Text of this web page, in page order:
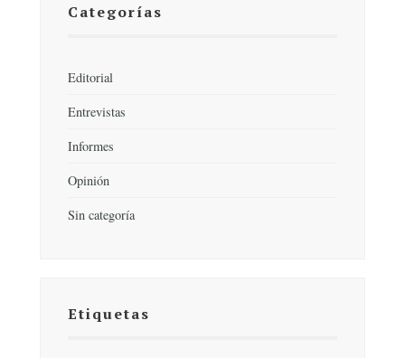
Categorías
Editorial
Entrevistas
Informes
Opinión
Sin categoría
Etiquetas